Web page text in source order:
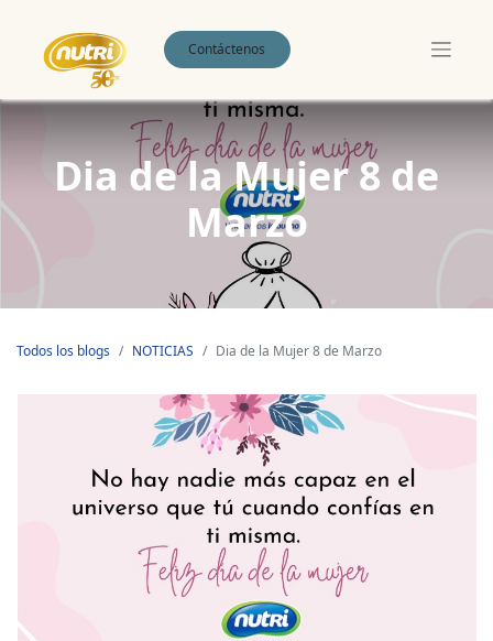
Contáctenos
Dia de la Mujer 8 de
Marzo
Todos los blogs NOTICIAS Dia de la Mujer 8 de Marzo